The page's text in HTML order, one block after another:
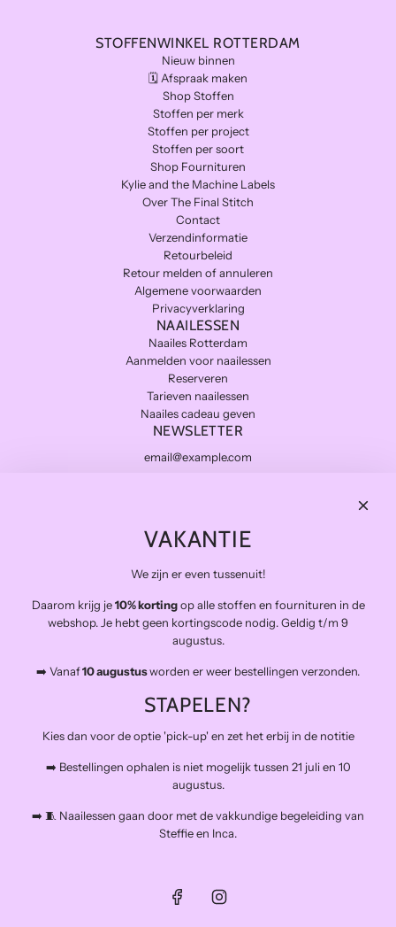
STOFFENWINKEL ROTTERDAM
Nieuw binnen
🗓️ Afspraak maken
Shop Stoffen
Stoffen per merk
Stoffen per project
Stoffen per soort
Shop Fournituren
Kylie and the Machine Labels
Over The Final Stitch
Contact
Verzendinformatie
Retourbeleid
Retour melden of annuleren
Algemene voorwaarden
Privacyverklaring
NAAILESSEN
Naailes Rotterdam
Aanmelden voor naailessen
Reserveren
Tarieven naailessen
Naailes cadeau geven
NEWSLETTER
Kwaliteitsstoffen die lang meegaan en zo duurzaam mogelijk.
Veilig betalen
Snelle levering
Op afspraak open voor atelierbezoek en het afhalen van
bestellingen (buiten de naailessen om)
The Final Stitch bevindt zich in 'De Kroon', een verzamelgebouw voor
Schiemond 20, 3024EE Rotterdam
Mail: info@thefinalstitch.nl
Open op afspraak voor shoppen en het afhalen van bestellingen
buiten de naailessen om.
© 2026, The Final Stitch
VAKANTIE
We zijn er even tussenuit!
Daarom krijg je10% kortingop alle stoffen en fournituren in de
webshop. Je hebt geen kortingscode nodig. Geldig t/m 9
augustus.
➡️ Vanaf10 augustusworden er weer bestellingen verzonden.
STAPELEN?
Kies dan voor de optie 'pick-up' en zet het erbij in de notitie
➡️ Bestellingen ophalen is niet mogelijk tussen 21 juli en 10
augustus.
➡️ 🧵 Naailessen gaan door met de vakkundige begeleiding van
Steffie en Inca.